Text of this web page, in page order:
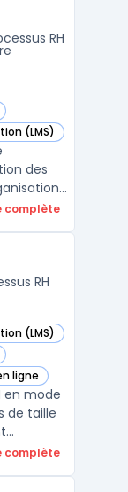
des
RH
catégorie
catégorie
(LMS)
catégorie
des
la
complète
RH
(LMS)
ligne
en mode
de taille
complète